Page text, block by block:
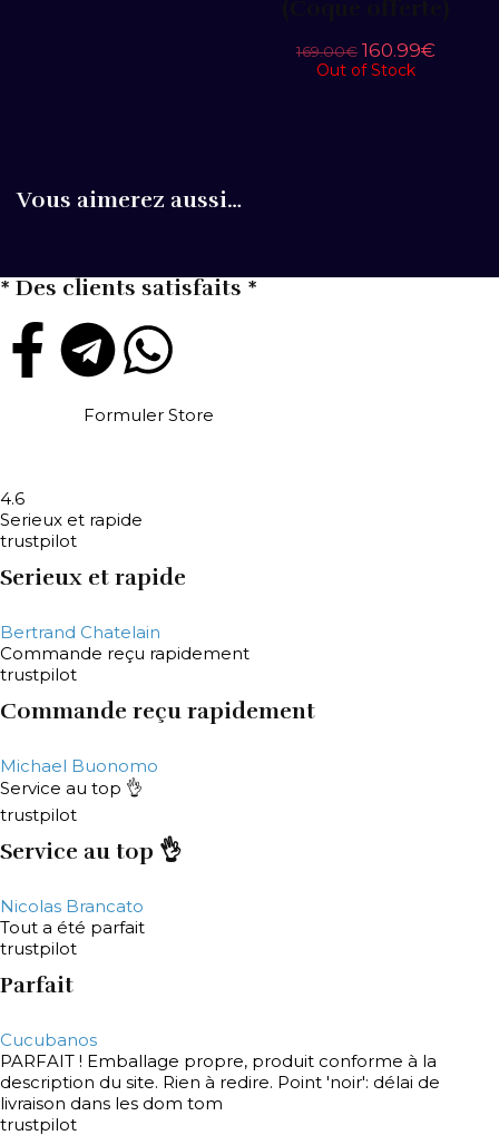
169.00€ 160.99€
Out of Stock
Vous aimerez aussi…
* Des clients satisfaits *
Formuler Store
4.6
Serieux et rapide
trustpilot
Serieux et rapide
Bertrand Chatelain
Commande reçu rapidement
trustpilot
Commande reçu rapidement
Michael Buonomo
Service au top 👌
trustpilot
Service au top 👌
Nicolas Brancato
Tout a été parfait
trustpilot
Parfait
Cucubanos
PARFAIT ! Emballage propre, produit conforme à la
description du site. Rien à redire. Point 'noir': délai de
livraison dans les dom tom
trustpilot